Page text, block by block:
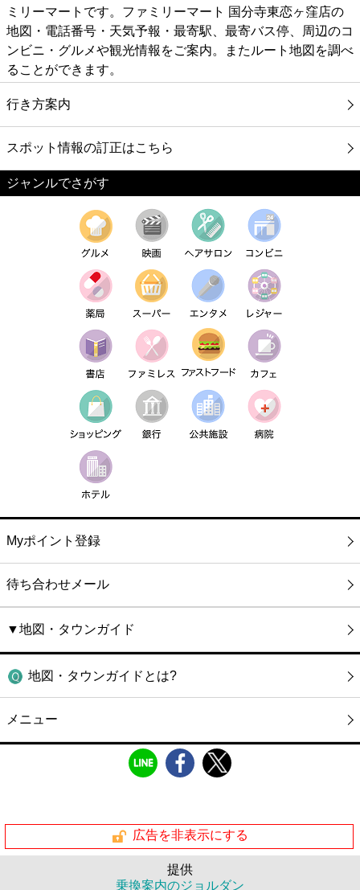
ミリーマートです。ファミリーマート 国分寺東恋ヶ窪店の
地図・電話番号・天気予報・最寄駅、最寄バス停、周辺のコ
ンビニ・グルメや観光情報をご案内。またルート地図を調べ
ることができます。
行き方案内
スポット情報の訂正はこちら
ジャンルでさがす
Myポイント登録
待ち合わせメール
▼地図・タウンガイド
地図・タウンガイドとは?
メニュー
広告を非表示にする
提供
乗換案内のジョルダン